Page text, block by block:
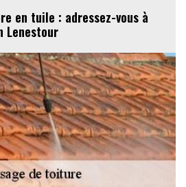
en tuile : adressez-vous à
Lenestour